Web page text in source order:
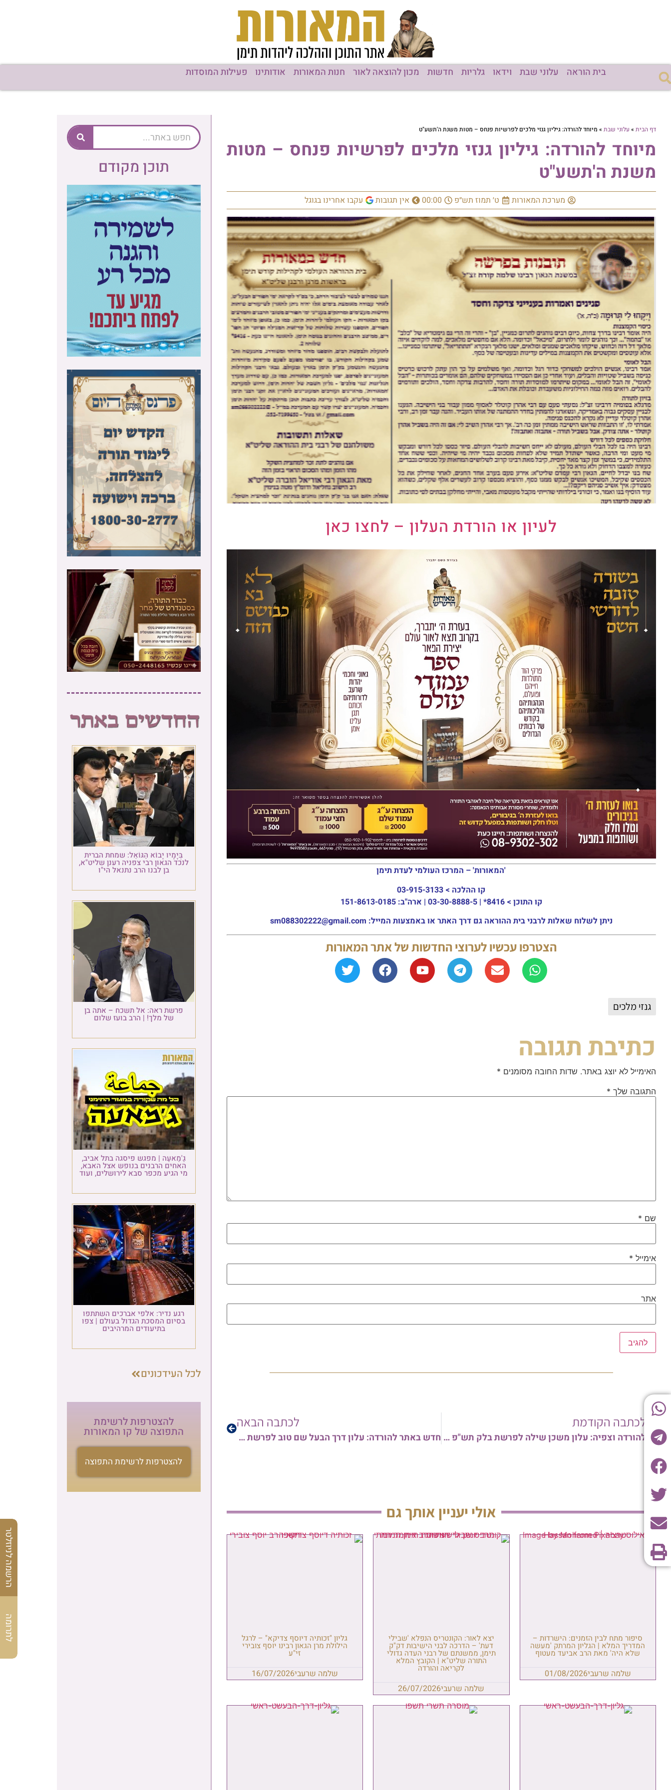
בית הוראה עלוני שבת וידאו גלריות חדשות מכון להוצאה לאור חנות המאורות אודותינו פעילות המוסדות
דף הבית » עלוני שבת » מיוחד להורדה: גיליון גנזי מלכים לפרשיות פנחס – מטות משנת ה'תשע"ט
מיוחד להורדה: גיליון גנזי מלכים לפרשיות פנחס – מטות
משנת ה'תשע"ט
מערכת המאורות ט׳ תמוז תש״פ 00:00 אין תגובות עקבו אחרינו בגוגל
לעיון או הורדת העלון – לחצו כאן
'המאורות' – המרכז העולמי לעדת תימן
קו ההלכה >
קו התוכן >8416* | 03-30-8888-5 | ארה"ב: 151-8613-0185
ניתן לשלוח שאלות לרבני בית ההוראה גם דרך האתר או באמצעות המייל: sm088302222@gmail.com
הצטרפו עכשיו לערוצי החדשות של אתר המאורות
גנזי מלכים
כתיבת תגובה
האימייל לא יוצג באתר. שדות החובה מסומנים *
התגובה שלך *
שם *
אימייל *
אתר
לכתבה הקודמת
להורדה וצפיה: עלון משכן שילה לפרשת בלק תש"פ | קריאה נעימה
לכתבה הבאה
חדש באתר להורדה: עלון דרך הבעל שם טוב לפרשת בלק ה'תש"פ – מאת הרב שי עטרי שליט"א
אולי יעניין אותך גם
סיפור מתח לבין הזמנים: הישרדות –
המדריך המלא | הגליון המרתק 'מעשה
שלא היה' מאת הרב אביעד מעטוף
שלמה שרעבי01/08/2026
יצא לאור: הקונטריס הנפלא 'שבילי
דעת' – הדרכה לבני הישיבות דק"ק
תימן, ממשנתם של רבני העדה גדולי
התורה שליט"א | הקובץ המלא
לקריאה והורדה
שלמה שרעבי26/07/2026
גליון "זכותיה דיוסף צדיקא" – לרגל
הילולת מרן הגאון רבינו יוסף צובירי
זי"ע
שלמה שרעבי16/07/2026
תוכן מקודם
בְּיָמָיו יָבוֹא הַגּוֹאֵל: שמחת הברית
לנכד הגאון רבי צפניה רענן שליט"א,
בן לבנו הרב נתנאל הי"ו
פרשת ראה: אל תשכח – אתה בן
של מלך! | הרב בועז שלום
גַ'מַאעַה | מפגש פיסגה בתל אביב,
האחים הרבנים בנופש אצל האבא,
מי הגיע מכפר סבא לירושלים, ועוד
רגע נדיר: אלפי אברכים השתתפו
בסיום המסכת הגדול בעולם | צפו
בתיעודים המרהיבים
לכל העידכונים
להצטרפות לרשימת
התפוצה של קו המאורות
להצטרפות לרשימת התפוצה
הרשמה לניוזלטר
לתרומה